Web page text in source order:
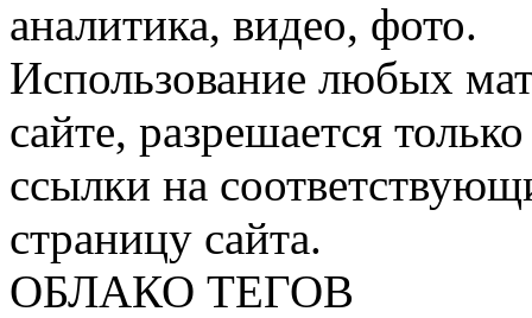
аналитика, видео, фото.
Использование любых
сайте, разрешается
ссылки на
страницу сайта.
ОБЛАКО ТЕГОВ